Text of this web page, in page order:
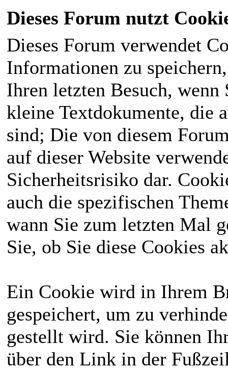
Dieses Forum nutzt
Dieses Forum verwendet
Informationen zu
Ihren letzten Besuch,
kleine Textdokumente, die
sind; Die von diesem
auf dieser Website
Sicherheitsrisiko dar.
auch die spezifischen
wann Sie zum letzten Mal
Sie, ob Sie diese Cookies
Ein Cookie wird in Ihrem
gespeichert, um zu
gestellt wird. Sie können
über den Link in der